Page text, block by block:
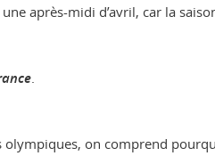
après-midi d’avril, car la
.
on comprend